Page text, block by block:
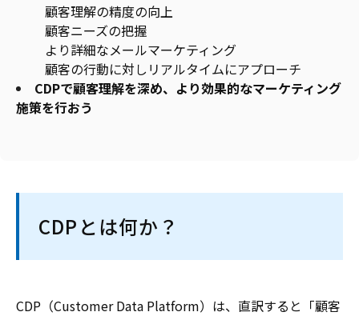
顧客理解の精度の向上
顧客ニーズの把握
より詳細なメールマーケティング
顧客の行動に対しリアルタイムにアプローチ
CDPで顧客理解を深め、より効果的なマーケティング
施策を行おう
CDPとは何か？
CDP（Customer Data Platform）は、直訳すると「顧客